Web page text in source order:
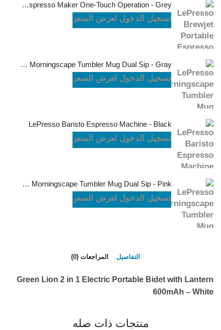
LePresso Brewjet Portable Espresso Maker One-Touch Operation - Grey
تسجيل الدخول لعرض السعر
LePresso Morningscape Tumbler Mug Dual Sip - Gray
تسجيل الدخول لعرض السعر
LePresso Baristo Espresso Machine - Black
تسجيل الدخول لعرض السعر
LePresso Morningscape Tumbler Mug Dual Sip - Pink
تسجيل الدخول لعرض السعر
التفاصيل المراجعات (0)
Green Lion 2 in 1 Electric Portable Bidet with Lantern
600mAh – White
منتجات ذات صله